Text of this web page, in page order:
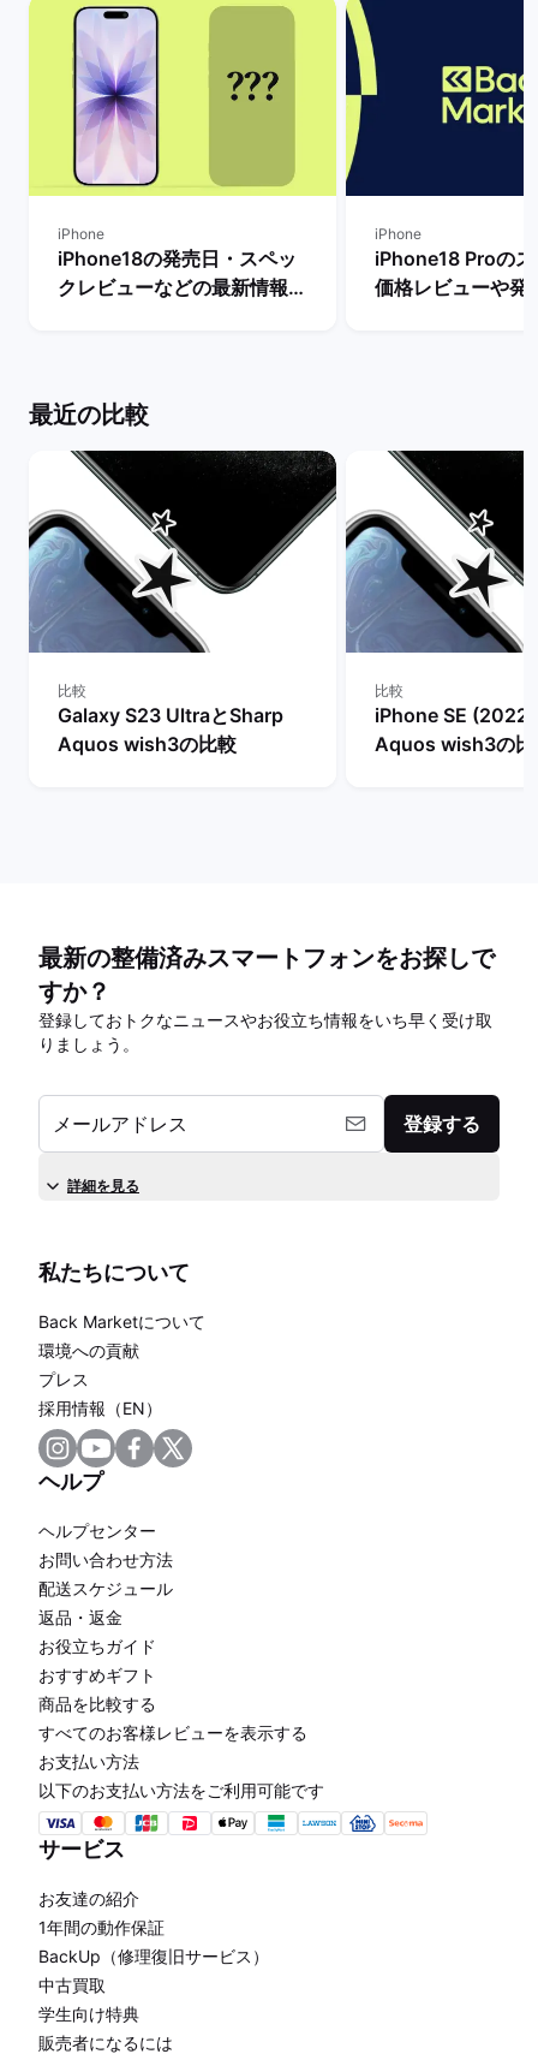
iPhone
iPhone18の発売日・スペッ
クレビューなどの最新情報ま
iPhone
iPhone18 Proの
価格レビューや発
最近の比較
比較
Galaxy S23 UltraとSharp
Aquos wish3の比較
比較
iPhone SE
Aquos wish3の比
最新の整備済みスマートフォンをお探しで
すか？
登録しておトクなニュースやお役立ち情報をいち早く受け取
りましょう。
メールアドレス 登録する
詳細を見る
私たちについて
Back Marketについて
環境への貢献
プレス
採用情報（EN）
ヘルプ
ヘルプセンター
お問い合わせ方法
配送スケジュール
返品・返金
お役立ちガイド
おすすめギフト
商品を比較する
すべてのお客様レビューを表示する
お支払い方法
以下のお支払い方法をご利用可能です
サービス
お友達の紹介
1年間の動作保証
BackUp（修理復旧サービス）
中古買取
学生向け特典
販売者になるには